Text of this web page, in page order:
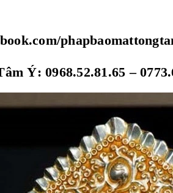
Ý: 0968.52.81.65 –